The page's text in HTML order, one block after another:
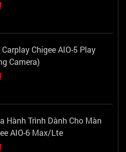
Chigee AIO-5 Play
Camera)
Hành Trình Dành Cho Màn
AIO-6 Max/Lte